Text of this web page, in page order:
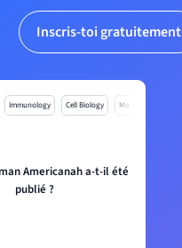
Inscris-toi gratuitement
Immunology Cell Biology Mo
Americanah a-t-il été
publié ?